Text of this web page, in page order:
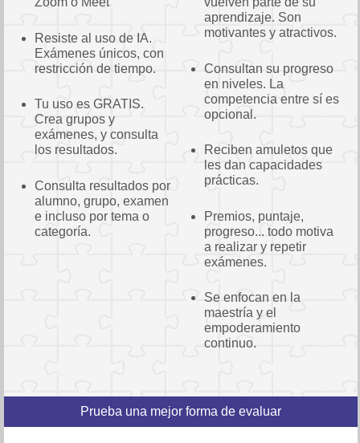
Resiste al uso de IA.
Exámenes únicos, con
restricción de tiempo.
Tu uso es GRATIS.
Crea grupos y
exámenes, y consulta
los resultados.
Consulta resultados por
alumno, grupo, examen
e incluso por tema o
categoría.
aprendizaje. Son
motivantes y atractivos.
Consultan su progreso
en niveles. La
competencia entre sí es
opcional.
Reciben amuletos que
les dan capacidades
prácticas.
Premios, puntaje,
progreso... todo motiva
a realizar y repetir
exámenes.
Se enfocan en la
maestría y el
empoderamiento
continuo.
Prueba una mejor forma de evaluar